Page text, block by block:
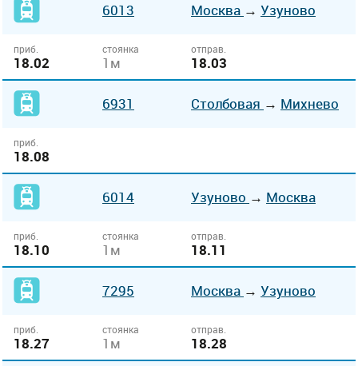
6013 Москва → Узуново
приб.
18.02
стоянка
1м
отправ.
18.03
6931 Столбовая → Михнево
приб.
18.08
6014 Узуново → Москва
приб.
18.10
стоянка
1м
отправ.
18.11
7295 Москва → Узуново
приб.
18.27
стоянка
1м
отправ.
18.28